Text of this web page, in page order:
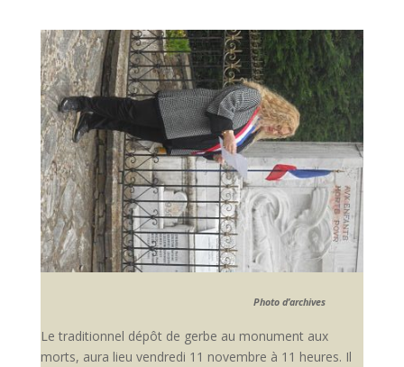
Photo d’archives
Le traditionnel dépôt de gerbe au monument aux
morts, aura lieu vendredi 11 novembre à 11 heures. Il